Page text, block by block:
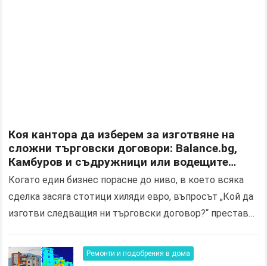
Коя кантора да изберем за изготвяне на
сложни търговски договори: Balance.bg,
Камбуров и съдружници или водещите
корпоративни кантори в България?
Когато един бизнес порасне до ниво, в което всяка
сделка засяга стотици хиляди евро, въпросът „Кой да
изготви следващия ни търговски договор?“ престава
се…
Ремонти и подобрения в дома